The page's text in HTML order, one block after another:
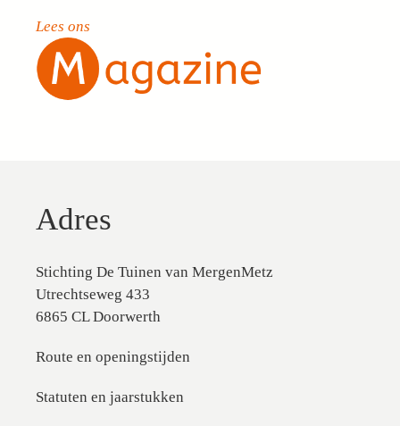
Lees ons
Adres
Stichting De Tuinen van MergenMetz
Utrechtseweg 433
6865 CL Doorwerth
Route en openingstijden
Statuten en jaarstukken